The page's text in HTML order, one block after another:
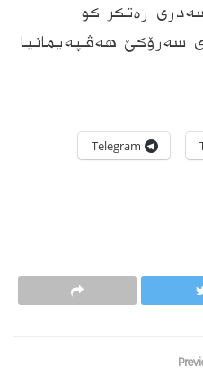
ره‌تكر كو
سه‌رۆكێ هه‌ڤپه‌یمانیا
Telegram